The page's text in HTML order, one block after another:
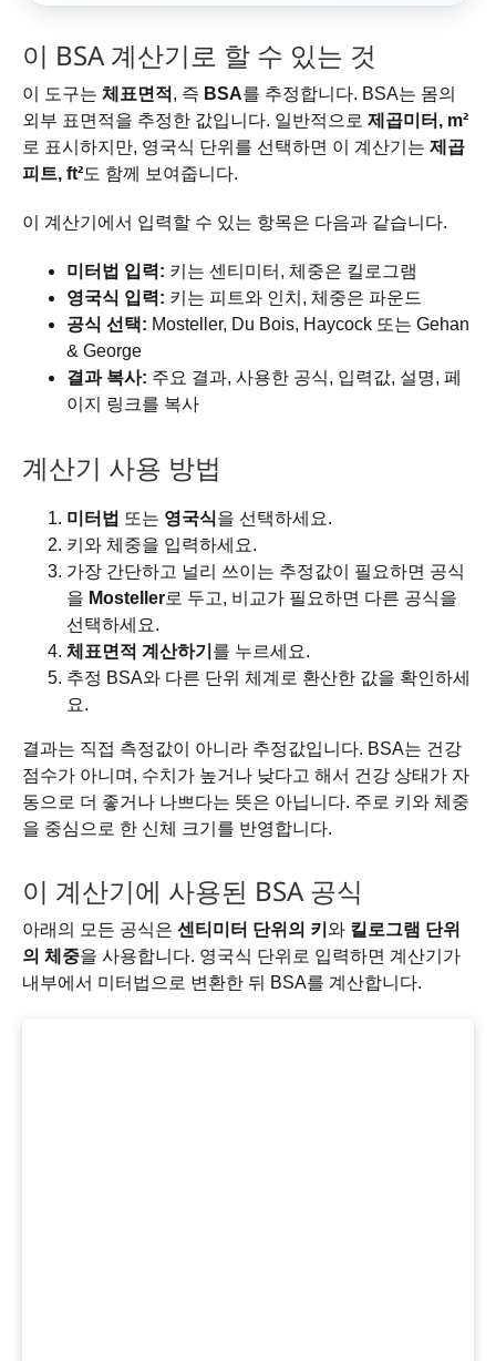
이 BSA 계산기로 할 수 있는 것
이 도구는 체표면적 , 즉 BSA를 추정합니다. BSA는 몸의
외부 표면적을 추정한 값입니다. 일반적으로 제곱미터, m²
로 표시하지만, 영국식 단위를 선택하면 이 계산기는 제곱
피트, ft²도 함께 보여줍니다.
이 계산기에서 입력할 수 있는 항목은 다음과 같습니다.
미터법 입력: 키는 센티미터, 체중은 킬로그램
영국식 입력: 키는 피트와 인치, 체중은 파운드
공식 선택: Mosteller, Du Bois, Haycock 또는 Gehan
& George
결과 복사: 주요 결과, 사용한 공식, 입력값, 설명, 페
이지 링크를 복사
계산기 사용 방법
미터법 또는 영국식을 선택하세요.
키와 체중을 입력하세요.
가장 간단하고 널리 쓰이는 추정값이 필요하면 공식
을 Mosteller로 두고, 비교가 필요하면 다른 공식을
선택하세요.
체표면적 계산하기 를 누르세요.
추정 BSA와 다른 단위 체계로 환산한 값을 확인하세
요.
결과는 직접 측정값이 아니라 추정값입니다. BSA는 건강
점수가 아니며, 수치가 높거나 낮다고 해서 건강 상태가 자
동으로 더 좋거나 나쁘다는 뜻은 아닙니다. 주로 키와 체중
을 중심으로 한 신체 크기를 반영합니다.
이 계산기에 사용된 BSA 공식
아래의 모든 공식은 센티미터 단위의 키 와 킬로그램 단위
의 체중을 사용합니다. 영국식 단위로 입력하면 계산기가
내부에서 미터법으로 변환한 뒤 BSA를 계산합니다.